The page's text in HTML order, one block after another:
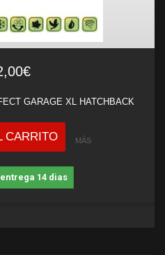
GARAGE XL HATCHBACK
CARRITO MÁS
14 dias